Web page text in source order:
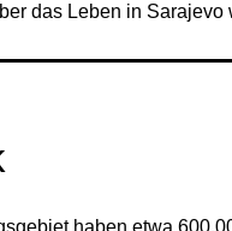
das Leben in